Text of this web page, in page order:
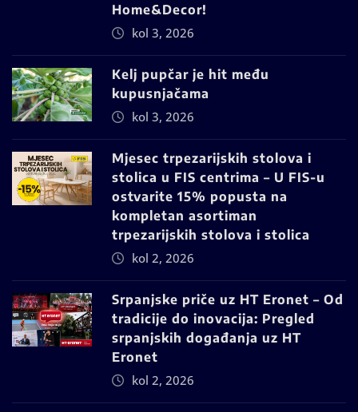
Home&Decor!
kol 3, 2026
Kelj pupčar je hit među
kupusnjačama
kol 3, 2026
Mjesec trpezarijskih stolova i
stolica u FIS centrima – U FIS-u
ostvarite 15% popusta na
kompletan asortiman
trpezarijskih stolova i stolica
kol 2, 2026
Srpanjske priče uz HT Eronet – Od
tradicije do inovacija: Pregled
srpanjskih događanja uz HT
Eronet
kol 2, 2026